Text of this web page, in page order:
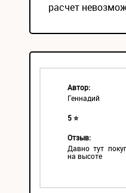
расчет
Автор:
Геннадий
5 ⭐
Отзыв:
Давно тут
на высоте